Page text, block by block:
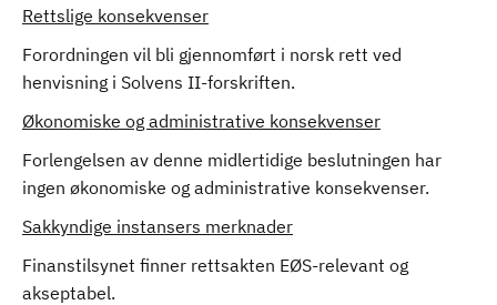
Rettslige konsekvenser
Forordningen vil bli gjennomført i norsk rett ved
henvisning i Solvens II-forskriften.
Økonomiske og administrative konsekvenser
Forlengelsen av denne midlertidige beslutningen har
ingen økonomiske og administrative konsekvenser.
Sakkyndige instansers merknader
Finanstilsynet finner rettsakten EØS-relevant og
akseptabel.